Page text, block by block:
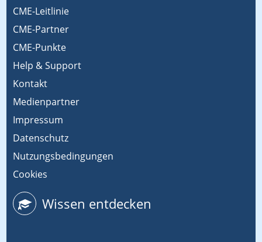
CME-Leitlinie
CME-Partner
CME-Punkte
Help & Support
Kontakt
Medienpartner
Impressum
Datenschutz
Nutzungsbedingungen
Cookies
Wissen entdecken